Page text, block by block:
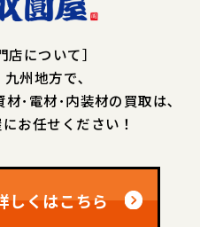
店について］
州地方で､
材･電材･内装材の買取は､
お任せください！
しくはこちら